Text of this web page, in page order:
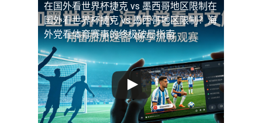
在国外看世界杯捷克 vs 墨西哥地区限制 在
国外看世界杯捷克 vs 墨西哥地区限制？海
外党看体育赛事的终极破局指南